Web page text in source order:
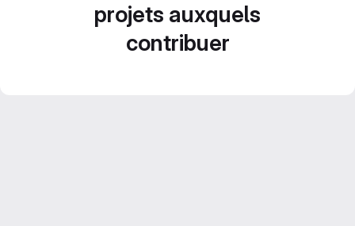
projets auxquels
contribuer